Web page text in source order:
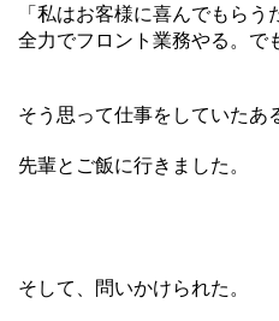
「私はお客様に喜んでもらう
全力でフロント業務やる。で
そう思って仕事をしていたあ
先輩とご飯に行きました。
そして、問いかけられた。